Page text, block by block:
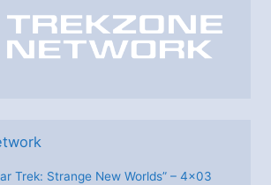
Trek: Strange New Worlds” – 4×03